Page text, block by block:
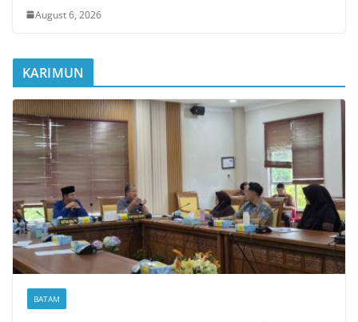
August 6, 2026
KARIMUN
BATAM